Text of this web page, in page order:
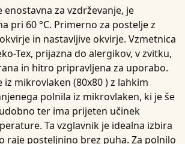
za vzdrževanje, je
pri 60 °C. Primerno za postelje z
in nastavljive okvirje. Vzmetnica
Tex, prijazna do alergikov, v zvitku,
in hitro pripravljena za uporabo.
iz mikrovlaken (80x80) z lahkim
polnila iz mikrovlaken, ki je še
ter ima prijeten učinek
Ta vzglavnik je idealna izbira
raje posteljnino brez puha. Za polnilo